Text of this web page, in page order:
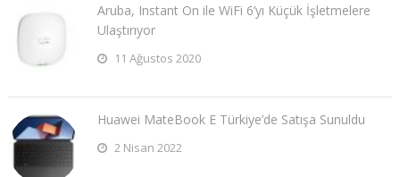
Aruba, Instant On ile WiFi 6’yı Küçük İşletmelere
Ulaştırıyor
11 Ağustos 2020
Huawei MateBook E Türkiye’de Satışa Sunuldu
2 Nisan 2022